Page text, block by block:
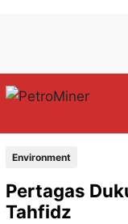
Environment
Pertagas
Tahfidz